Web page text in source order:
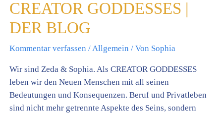
CREATOR GODDESSES |
DER BLOG
Kommentar verfassen / Allgemein / Von Sophia
Wir sind Zeda & Sophia. Als CREATOR GODDESSES
leben wir den Neuen Menschen mit all seinen
Bedeutungen und Konsequenzen. Beruf und Privatleben
sind nicht mehr getrennte Aspekte des Seins, sondern